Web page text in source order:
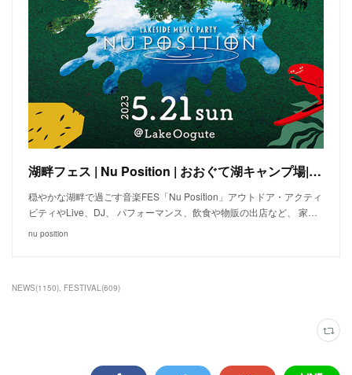
湖畔フェス | Nu Position | おおぐて湖キャンプ場| 長野県
穏やかな湖畔で過ごす音楽FES「Nu Position」​ アウトドア・アクティ
ビティやLive、DJ、 パフォーマンス、飲食や物販の出店など、 家…
nu position
NEWS(1150) FESTIVAL(609)